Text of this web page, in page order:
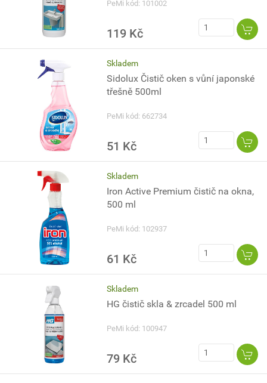
PeMi kód: 101002
119 Kč
Skladem
Sidolux Čistič oken s vůní japonské
třešně 500ml
PeMi kód: 662734
51 Kč
Skladem
Iron Active Premium čistič na okna,
500 ml
PeMi kód: 102937
61 Kč
Skladem
HG čistič skla & zrcadel 500 ml
PeMi kód: 100947
79 Kč